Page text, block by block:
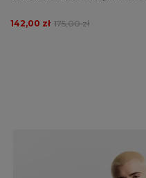
175,00 zł
142,00 zł